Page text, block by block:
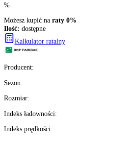
804
brutto z VAT
Darmowa dostawa
4szt.
Kup teraz
Kup wysyłamy
%